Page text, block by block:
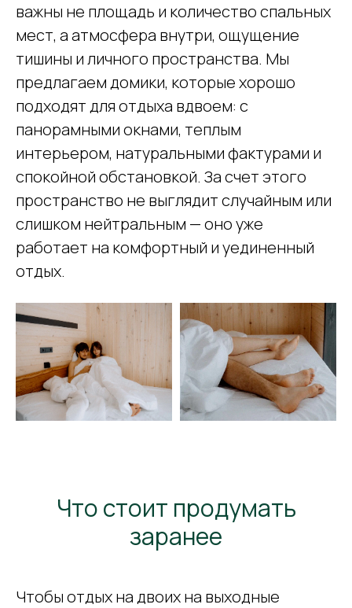
важны не площадь и количество спальных
мест, а атмосфера внутри, ощущение
тишины и личного пространства. Мы
предлагаем домики, которые хорошо
подходят для отдыха вдвоем: с
панорамными окнами, теплым
интерьером, натуральными фактурами и
спокойной обстановкой. За счет этого
пространство не выглядит случайным или
слишком нейтральным — оно уже
работает на комфортный и уединенный
отдых.
Что стоит продумать
заранее
Чтобы отдых на двоих на выходные